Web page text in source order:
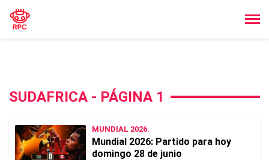
SUDAFRICA - PÁGINA 1
MUNDIAL 2026.
Mundial 2026: Partido para hoy
domingo 28 de junio